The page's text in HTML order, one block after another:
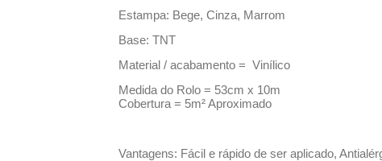
Estampa: Bege, Cinza, Marrom
Base: TNT
Material / acabamento = Vinílico
Medida do Rolo = 53cm x 10m
Cobertura = 5m² Aproximado
Vantagens: Fácil e rápido de ser aplicado,